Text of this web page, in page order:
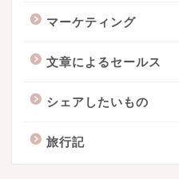
マーケティング
文章によるセールス
シェアしたいもの
旅行記